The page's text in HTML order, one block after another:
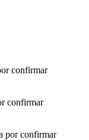
confirmar
confirmar
por confirmar